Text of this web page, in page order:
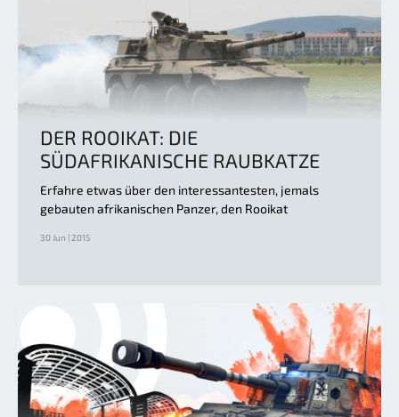
DER ROOIKAT: DIE
SÜDAFRIKANISCHE RAUBKATZE
Erfahre etwas über den interessantesten, jemals
gebauten afrikanischen Panzer, den Rooikat
30 Jun | 2015